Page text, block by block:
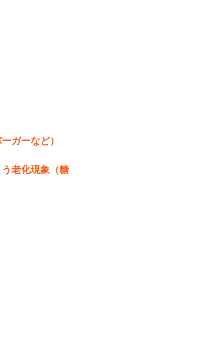
ガーなど）
老化現象（糖